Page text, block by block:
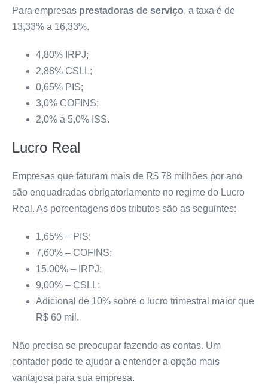
Para empresas prestadoras de serviço, a taxa é de
13,33% a 16,33%.
4,80% IRPJ;
2,88% CSLL;
0,65% PIS;
3,0% COFINS;
2,0% a 5,0% ISS.
Lucro Real
Empresas que faturam mais de R$ 78 milhões por ano
são enquadradas obrigatoriamente no regime do Lucro
Real. As porcentagens dos tributos são as seguintes:
1,65% – PIS;
7,60% – COFINS;
15,00% – IRPJ;
9,00% – CSLL;
Adicional de 10% sobre o lucro trimestral maior que
R$ 60 mil.
Não precisa se preocupar fazendo as contas. Um
contador pode te ajudar a entender a opção mais
vantajosa para sua empresa.